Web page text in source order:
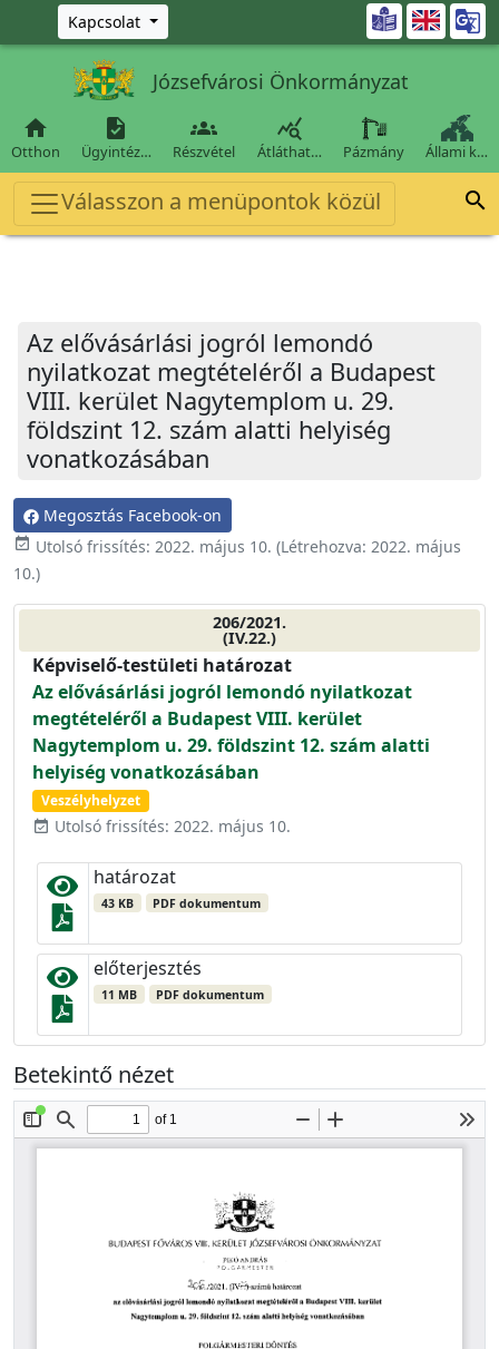
Ugrás a fő tartalomra
Kapcsolat 
Józsefvárosi Önkormányzat

Otthon

Ügyintéz…

Részvétel

Átláthat… Pázmány Állami k…
Válasszon a menüpontok közül 
Az elővásárlási jogról lemondó
nyilatkozat megtételéről a Budapest
VIII. kerület Nagytemplom u. 29.
földszint 12. szám alatti helyiség
vonatkozásában
Megosztás Facebook-on
event_available Utolsó frissítés: 2022. május 10. (Létrehozva: 2022. május
10.)
206/2021.
(IV.22.)
Képviselő-testületi határozat
Az elővásárlási jogról lemondó nyilatkozat
megtételéről a Budapest VIII. kerület
Nagytemplom u. 29. földszint 12. szám alatti
helyiség vonatkozásában
Veszélyhelyzet
event_available Utolsó frissítés: 2022. május 10.
határozat
43 KB PDF dokumentum
előterjesztés
11 MB PDF dokumentum
Betekintő nézet